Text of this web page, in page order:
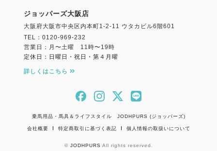
ジョッパーズ大阪店
大阪府大阪市中央区内本町1-2-11 ウタカビル6階601
TEL：0120-969-232
営業日：月〜土曜 11時〜19時
定休日：日曜日・祝日・第４月曜
詳しくはこちら
乗馬用品・馬具＆ライフスタイル JODHPURS (ジョッパーズ)
会社概要 特定商取引に基づく表記 個人情報の取扱いについて
© JODHPURS All rights reserved.